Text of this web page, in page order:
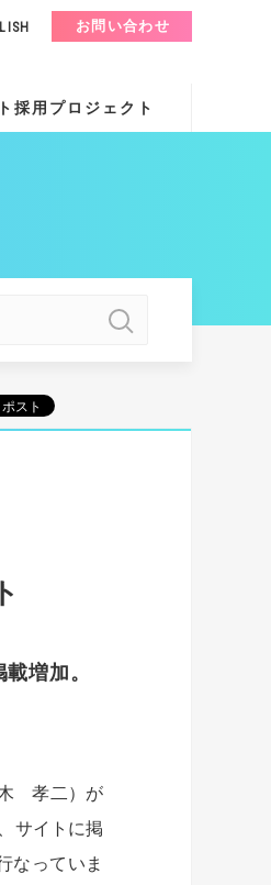
採用プロジェクト
お問い合わせ
増加。
木 孝二）が
サイトに掲
なっていま